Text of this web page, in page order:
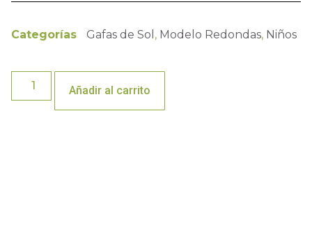
Categorías Gafas de Sol , Modelo Redondas, Niños
Añadir al carrito